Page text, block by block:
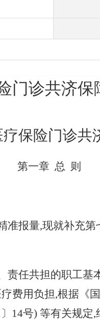
门诊共济
保险门诊共
第一章 总 则
准报量,现就补充第
责任共担的职工基
费用负担,根据《
14号) 等有关规定